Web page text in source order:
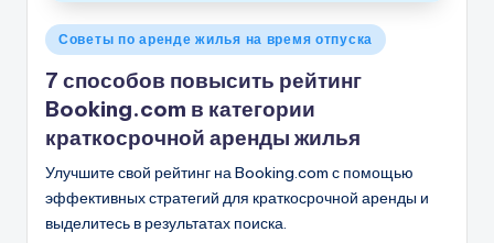
Опубликовано
Советы по аренде жилья на время отпуска
7 способов повысить рейтинг
Booking.com в категории
краткосрочной аренды жилья
Улучшите свой рейтинг на Booking.com с помощью
эффективных стратегий для краткосрочной аренды и
выделитесь в результатах поиска.